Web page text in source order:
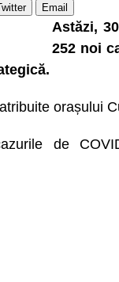
Email
Astăzi,
252 noi
orașului
de